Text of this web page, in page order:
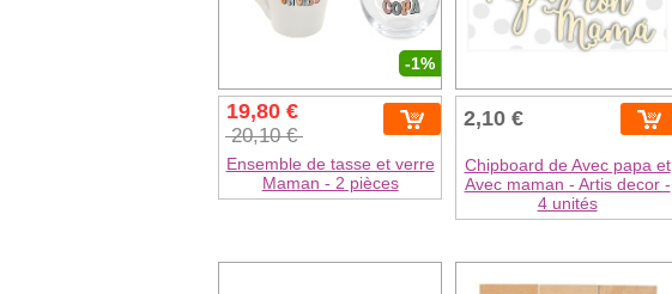
-1%
19,80 €
20,10 €
Ensemble de tasse et verre
Maman - 2 pièces
2,10 €
Chipboard de Avec papa et
Avec maman - Artis decor -
4 unités